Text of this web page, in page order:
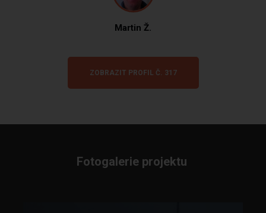
Martin Ž.
ZOBRAZIT PROFIL Č. 317
Fotogalerie projektu